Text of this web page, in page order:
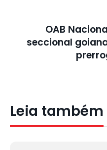
OAB
seccional
Leia também